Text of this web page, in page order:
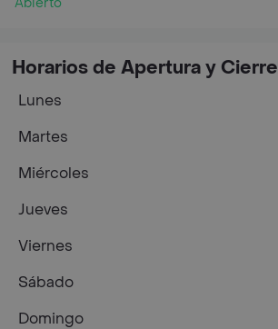
Horarios de Apertura y Cierre
Lunes
Martes
Miércoles
Jueves
Viernes
Sábado
Domingo